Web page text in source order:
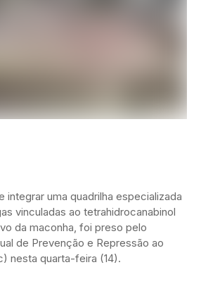
integrar uma quadrilha especializada
vinculadas ao tetrahidrocanabinol
da maconha, foi preso pelo
de Prevenção e Repressão ao
nesta quarta-feira (14).